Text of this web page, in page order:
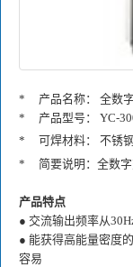
*
产品名称： 全数
*
产品型号： YC-
*
可焊材料： 不锈
*
简要说明：全数
产品特点
● 交流输出频率从
● 能获得高能量密度
容易